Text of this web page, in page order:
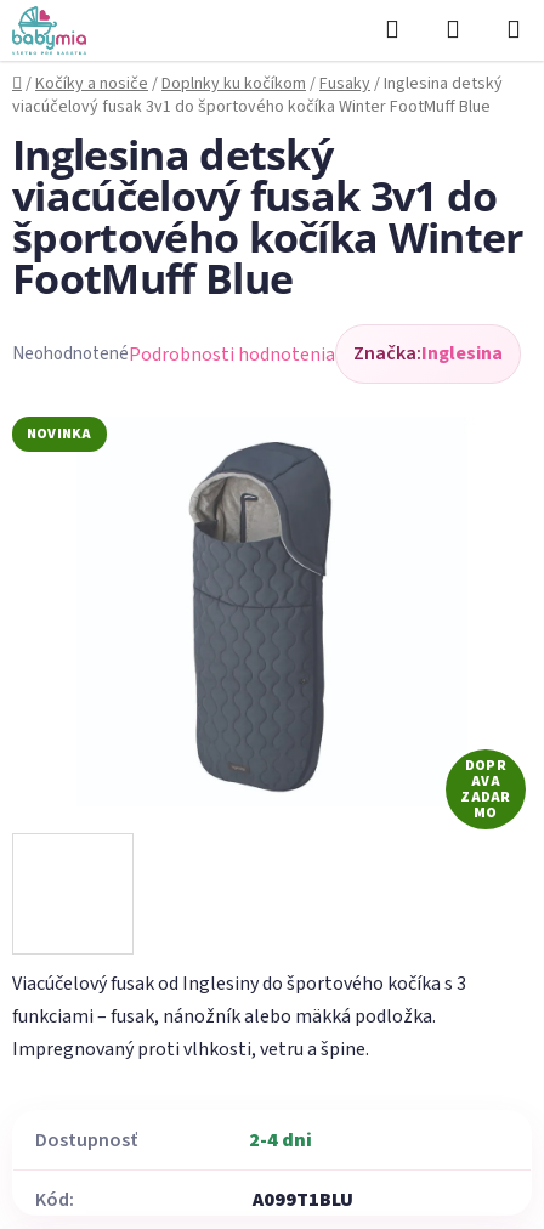
Prejsť
na
obsah
Hľadať
KOŠÍK
Domov
/Kočíky a nosiče/Doplnky ku kočíkom/Fusaky/Inglesina detský
viacúčelový fusak 3v1 do športového kočíka Winter FootMuff Blue
Viacúčelový fusak od Inglesiny do športového kočíka s 3
funkciami – fusak, nánožník alebo mäkká podložka.
Impregnovaný proti vlhkosti, vetru a špine.
Dostupnosť 2-4 dni
Kód: A099T1BLU
Inglesina detský
viacúčelový fusak 3v1 do
športového kočíka Winter
FootMuff Blue
Priemerné
produktu
NeohodnotenéPodrobnosti hodnotenia Značka:Inglesina
NOVINKA
DOPR
AVA
ZADAR
MO